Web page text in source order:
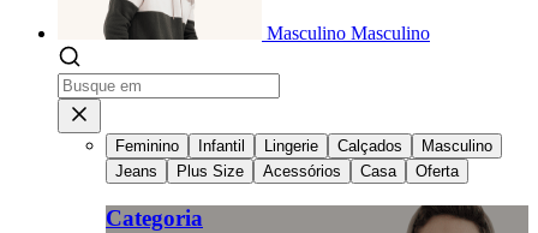
Masculino Masculino
Feminino Infantil Lingerie Calçados
Masculino
Jeans
Plus Size Acessórios Casa Oferta
Categoria